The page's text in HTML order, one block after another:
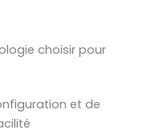
choisir pour
et de